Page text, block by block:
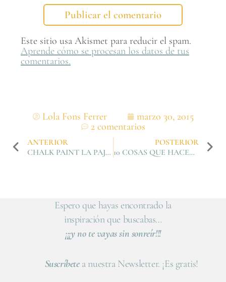
Este sitio usa Akismet para reducir el spam.
Aprende cómo se procesan los datos de tus
comentarios.
Lola Fons Ferrer
marzo 30, 2015
2 comentarios
ANTERIOR
CHALK PAINT LA PAJARITA
POSTERIOR
10 COSAS QUE HACER EN ABRIL
Espero que hayas encontrado la
inspiración que buscabas…
¡¡¡y no te vayas sin sonreír!!!
Suscríbetea nuestra Newsletter. ¡Es gratis!